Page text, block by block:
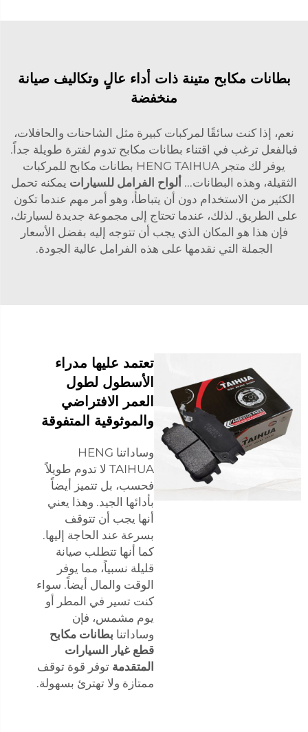
بطانات مكابح متينة ذات أداء عالٍ وتكاليف صيانة
منخفضة
نعم، إذا كنت سائقًا لمركبات كبيرة مثل الشاحنات والحافلات،
فبالفعل ترغب في اقتناء بطانات مكابح تدوم لفترة طويلة جداً.
يوفر لك متجر HENG TAIHUA بطانات مكابح للمركبات
الثقيلة، وهذه البطانات... ألواح الفرامل للسيارات يمكنه تحمل
الكثير من الاستخدام دون أن يتباطأ، وهو أمر مهم عندما تكون
على الطريق. لذلك، عندما تحتاج إلى مجموعة جديدة لسيارتك،
فإن هذا هو المكان الذي يجب أن تتوجه إليه بفضل الأسعار
الجملة التي نقدمها على هذه الفرامل عالية الجودة.
تعتمد عليها مدراء
الأسطول لطول
العمر الافتراضي
والموثوقية المتفوقة
وساداتنا HENG
TAIHUA لا تدوم طويلاً
فحسب، بل تتميز أيضاً
بأدائها الجيد. وهذا يعني
أنها يجب أن تتوقف
بسرعة عند الحاجة إليها.
كما أنها تتطلب صيانة
قليلة نسبياً، مما يوفر
الوقت والمال أيضاً. سواء
كنت تسير في المطر أو
يوم مشمس، فإن
وساداتنا بطانات مكابح
قطع غيار السيارات
المتقدمة توفر قوة توقف
ممتازة ولا تهترئ بسهولة.